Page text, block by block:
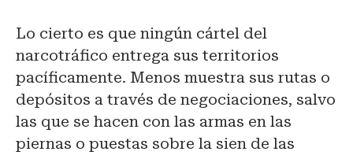
Lo cierto es que ningún cártel del
narcotráfico entrega sus territorios
pacíficamente. Menos muestra sus rutas o
depósitos a través de negociaciones, salvo
las que se hacen con las armas en las
piernas o puestas sobre la sien de las